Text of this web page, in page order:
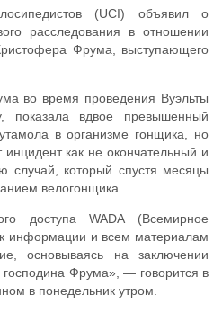
(UCI) объявил о
расследования в отношении
Фрума, выступающего
во время проведения Вуэльты
показала вдвое превышенный
в организме гонщика, но
как не окончательный и
случай, который спустя месяцы
велогонщика.
доступа WADA (Всемирное
к информации и всем материалам
основываясь на заключении
господина Фрума», — говорится в
в понедельник утром.